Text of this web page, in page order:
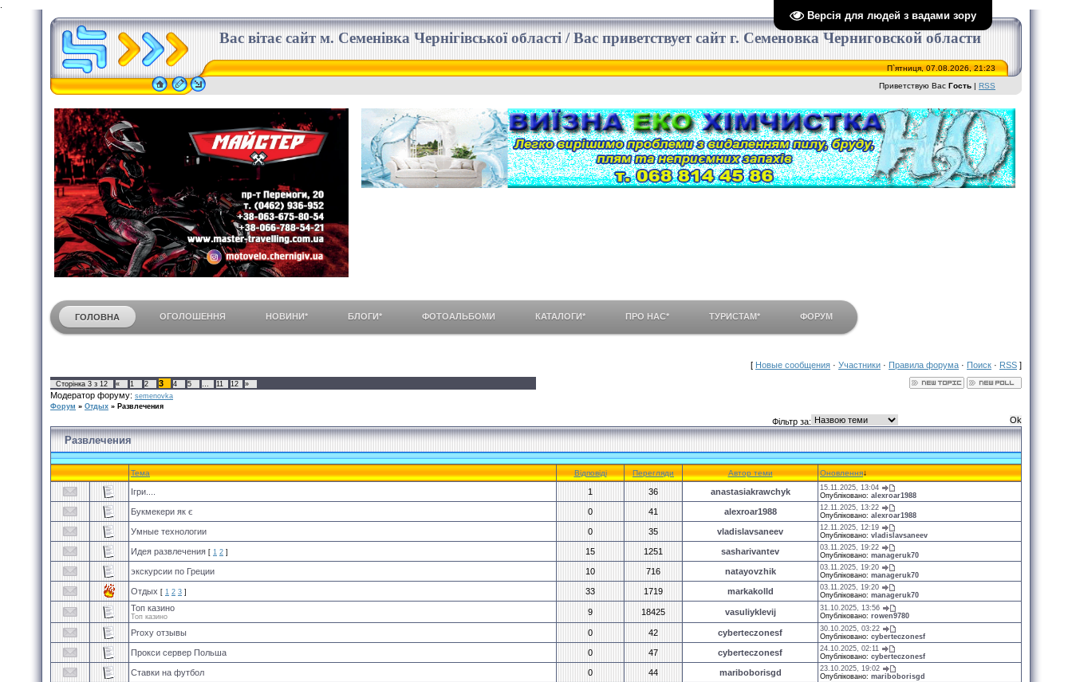
Версія для людей з вадами зору
Вас вітає сайт м. Семенівка Чернігівської області / Вас приветствует сайт г. Семеновка Черниговской области
П`ятниця, 07.08.2026, 21:23
Приветствую Вас Гость | RSS
ГОЛОВНА ОГОЛОШЕННЯ НОВИНИ* БЛОГИ* ФОТОАЛЬБОМИ КАТАЛОГИ* ПРО НАС* ТУРИСТАМ* ФОРУМ
[ Новые сообщения · Участники · Правила форума · Поиск · RSS ]
Сторінка 3 з 12 « 1 2 3 4 5 … 11 12 »
Модератор форуму: semenovka
Форум » Отдых » Развлечения
Фільтр за:
Развлечения
Тема Відповіді Перегляди Автор теми Оновлення↓
Ігри.... 1 36 anastasiakrawchyk
15.11.2025, 13:04
Опубліковано: alexroar1988
Букмекери як є 0 41 alexroar1988
12.11.2025, 13:22
Опубліковано: alexroar1988
Умные технологии 0 35 vladislavsaneev
12.11.2025, 12:19
Опубліковано: vladislavsaneev
Идея развлечения [ 1 2 ] 15 1251 sasharivantev
03.11.2025, 19:22
Опубліковано: manageruk70
экскурсии по Греции 10 716 natayovzhik
03.11.2025, 19:20
Опубліковано: manageruk70
Отдых [ 1 2 3 ] 33 1719 markakolld
03.11.2025, 19:20
Опубліковано: manageruk70
Топ казино
Топ казино 9 18425 vasuliyklevij
31.10.2025, 13:56
Опубліковано: rowen9780
Proxy отзывы 0 42 cyberteczonesf
30.10.2025, 03:22
Опубліковано: cyberteczonesf
Прокси сервер Польша 0 47 cyberteczonesf
24.10.2025, 02:11
Опубліковано: cyberteczonesf
Ставки на футбол 0 44 mariboborisgd
23.10.2025, 19:02
Опубліковано: mariboborisgd